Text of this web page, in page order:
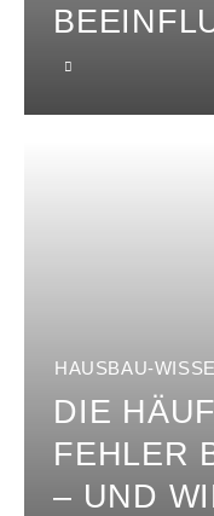
HAUSBAU-
DIE
FEHLER
– UND